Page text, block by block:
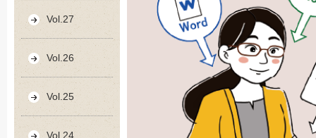
Vol.27
Vol.26
Vol.25
Vol.24